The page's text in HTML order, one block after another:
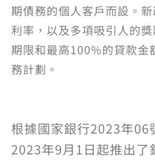
期債務的個人客戶而設。
利率，以及多項吸引人的
期限和最高100%的貸款金
務計劃。
根據國家銀行2023年06
2023年9月1日起推出了